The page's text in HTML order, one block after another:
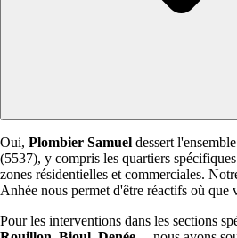
Oui, Plombier Samuel dessert
(5537), y compris les quartiers
zones résidentielles et commerciales.
Anhée nous permet d'être réactifs où que
Pour les interventions dans les sections